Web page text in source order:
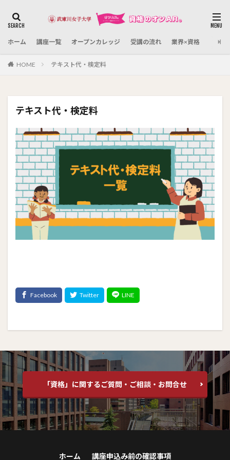
ホーム 講座一覧 オープンカレッジ 受講の流れ 業界×資格
HOME テキスト代・検定料
テキスト代・検定料
「資格」に関するご質問・ご相談・お問合せ
ホーム 講座申込み前の確認事項